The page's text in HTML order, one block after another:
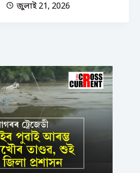
জুলাই 21, 2026